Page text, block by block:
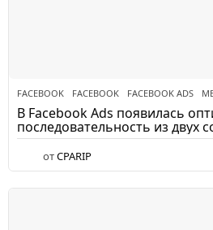
FACEBOOK FACEBOOK ,FACEBOOK ADS ,
В Facebook Ads появилась
последовательность из двух
отCPARIP